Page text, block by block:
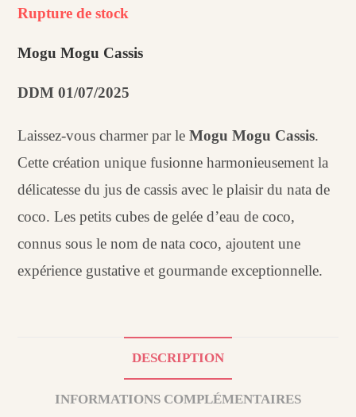
était :
0,99€.
est :
0,59€.
Rupture de stock
Mogu Mogu Cassis
DDM 01/07/2025
Laissez-vous charmer par leMogu Mogu Cassis.
Cette création unique fusionne harmonieusement la
délicatesse du jus de cassis avec le plaisir du nata de
coco. Les petits cubes de gelée d’eau de coco,
connus sous le nom de nata coco, ajoutent une
expérience gustative et gourmande exceptionnelle.
DESCRIPTION
INFORMATIONS COMPLÉMENTAIRES